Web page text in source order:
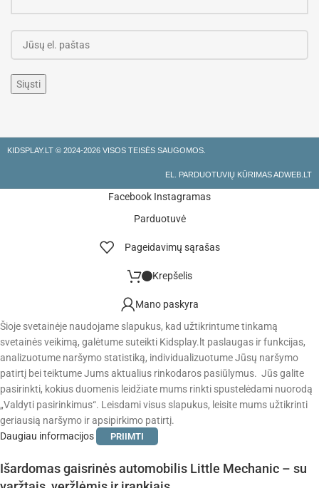
KIDSPLAY.LT © 2024-2026 VISOS TEISĖS SAUGOMOS.
EL. PARDUOTUVIŲ KŪRIMAS ADWEB.LT
Facebook Instagramas
Parduotuvė
Pageidavimų sąrašas
Krepšelis
Mano paskyra
Šioje svetainėje naudojame slapukus, kad užtikrintume tinkamą
svetainės veikimą, galėtume suteikti Kidsplay.lt paslaugas ir funkcijas,
analizuotume naršymo statistiką, individualizuotume Jūsų naršymo
patirtį bei teiktume Jums aktualius rinkodaros pasiūlymus. Jūs galite
pasirinkti, kokius duomenis leidžiate mums rinkti spustelėdami nuorodą
„Valdyti pasirinkimus“. Leisdami visus slapukus, leisite mums užtikrinti
geriausią naršymo ir apsipirkimo patirtį.
Daugiau informacijos
PRIIMTI
Išardomas gaisrinės automobilis Little Mechanic – su